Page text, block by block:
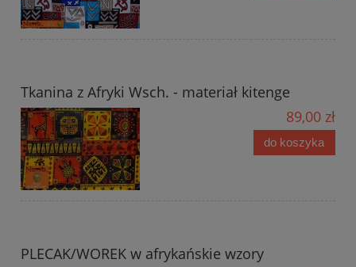
Tkanina z Afryki Wsch. - materiał kitenge
89,00 zł
do koszyka
PLECAK/WOREK w afrykańskie wzory